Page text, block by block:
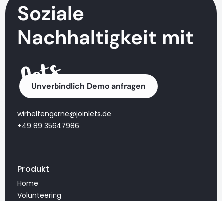
Soziale
Nachhaltigkeit mit
Unverbindlich Demo anfragen
wirhelfengerne@joinlets.de
+49 89 35647986
Produkt
Home
Volunteering